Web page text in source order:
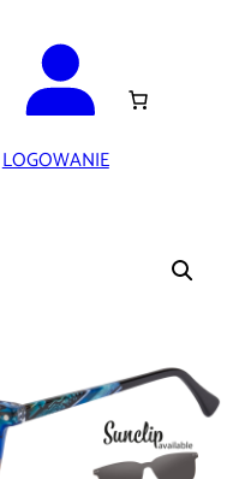
LOGOWANIE